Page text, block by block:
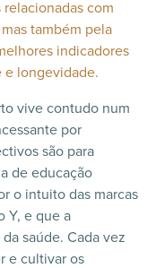
com
também pela
indicadores
e longevidade.
vive contudo num
por
são para
de educação
o intuito das marcas
Y, e que a
saúde. Cada vez
e cultivar os